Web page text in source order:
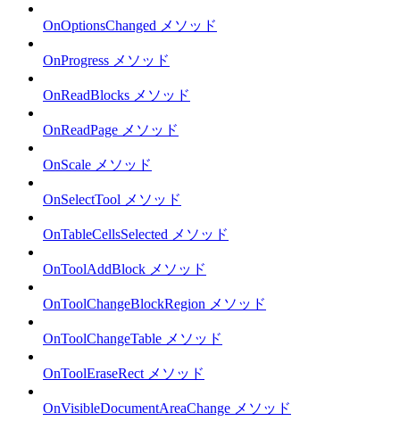
OnOptionsChanged メソッド
OnProgress メソッド
OnReadBlocks メソッド
OnReadPage メソッド
OnScale メソッド
OnSelectTool メソッド
OnTableCellsSelected メソッド
OnToolAddBlock メソッド
OnToolChangeBlockRegion メソッド
OnToolChangeTable メソッド
OnToolEraseRect メソッド
OnVisibleDocumentAreaChange メソッド